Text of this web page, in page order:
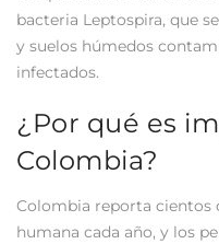
bacteria Leptospira, que
y suelos húmedos
infectados.
¿Por qué es
Colombia?
Colombia reporta cientos
humana cada año, y los